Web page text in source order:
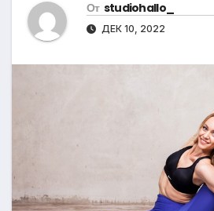
От studiohallo_
ДЕК 10, 2022